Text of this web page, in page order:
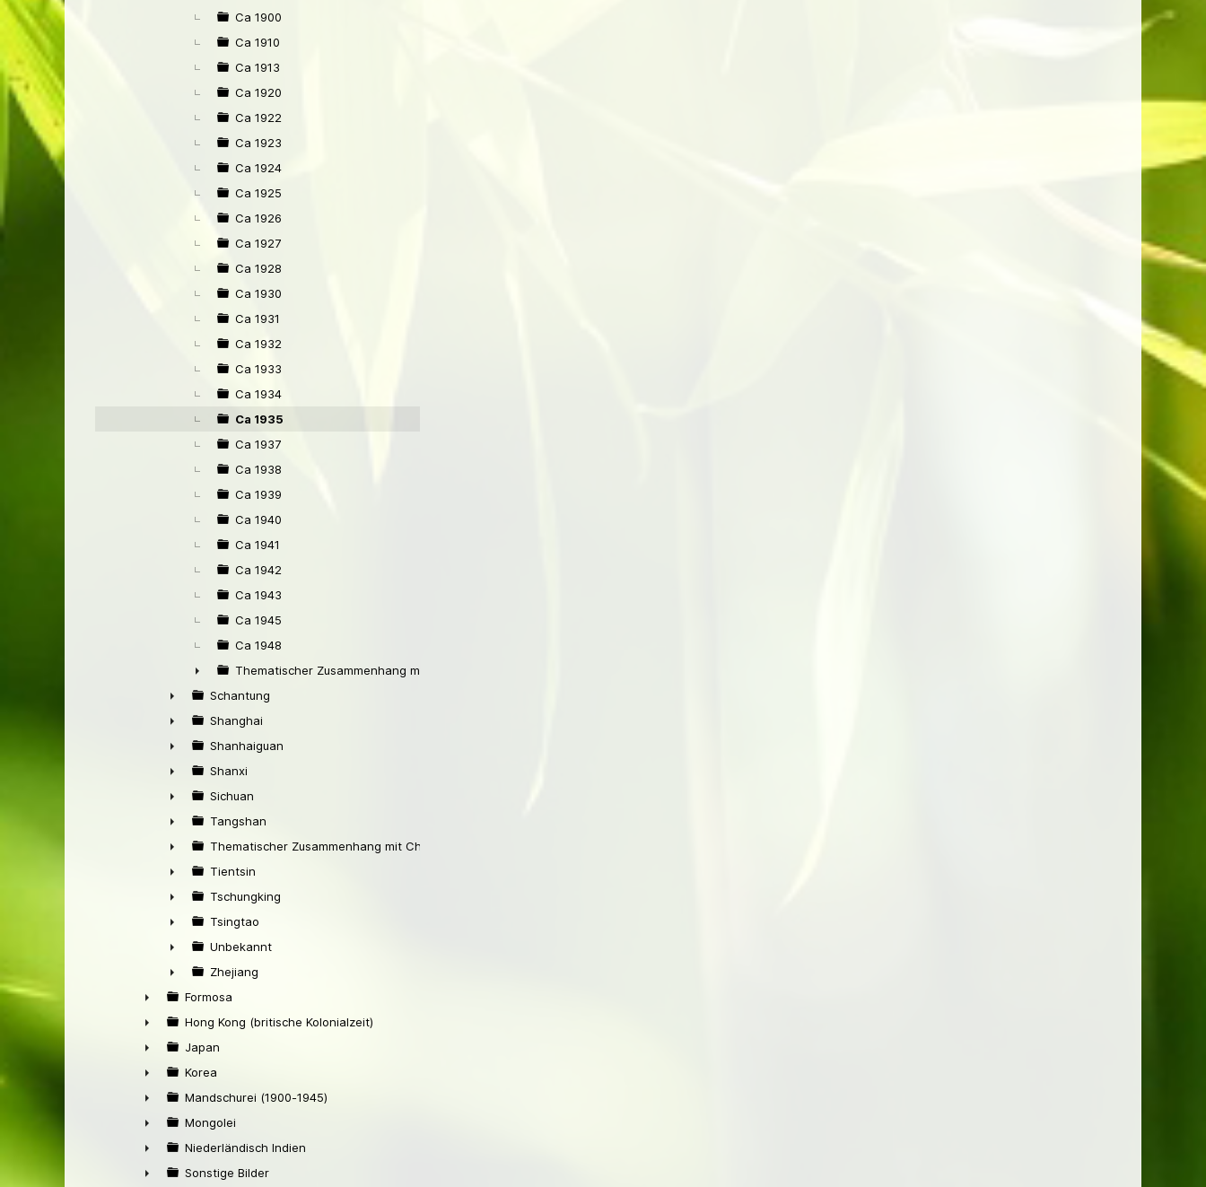
Ca 1900
Ca 1910
Ca 1913
Ca 1920
Ca 1922
Ca 1923
Ca 1924
Ca 1925
Ca 1926
Ca 1927
Ca 1928
Ca 1930
Ca 1931
Ca 1932
Ca 1933
Ca 1934
Ca 1935
Ca 1937
Ca 1938
Ca 1939
Ca 1940
Ca 1941
Ca 1942
Ca 1943
Ca 1945
Ca 1948
►
Thematischer Zusammenhang mit Peking
►
Schantung
►
Shanghai
►
Shanhaiguan
►
Shanxi
►
Sichuan
►
Tangshan
►
Thematischer Zusammenhang mit China
►
Tientsin
►
Tschungking
►
Tsingtao
►
Unbekannt
►
Zhejiang
►
Formosa
►
Hong Kong (britische Kolonialzeit)
►
Japan
►
Korea
►
Mandschurei (1900-1945)
►
Mongolei
►
Niederländisch Indien
Sonstige Bilder